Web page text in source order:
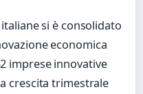
si è consolidato
economica
imprese innovative
crescita trimestrale